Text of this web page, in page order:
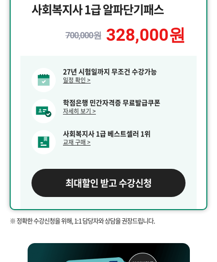
사회복지사 1급 알파단기패스
700,000원 328,000원
27년 시험일까지 무조건 수강가능
일정 확인 >
학점은행 민간자격증 무료발급쿠폰
자세히 보기 >
사회복지사 1급 베스트셀러 1위
교재 구매 >
최대할인 받고 수강신청
※ 정확한 수강신청을 위해, 1:1 담당자와 상담을 권장드립니다.